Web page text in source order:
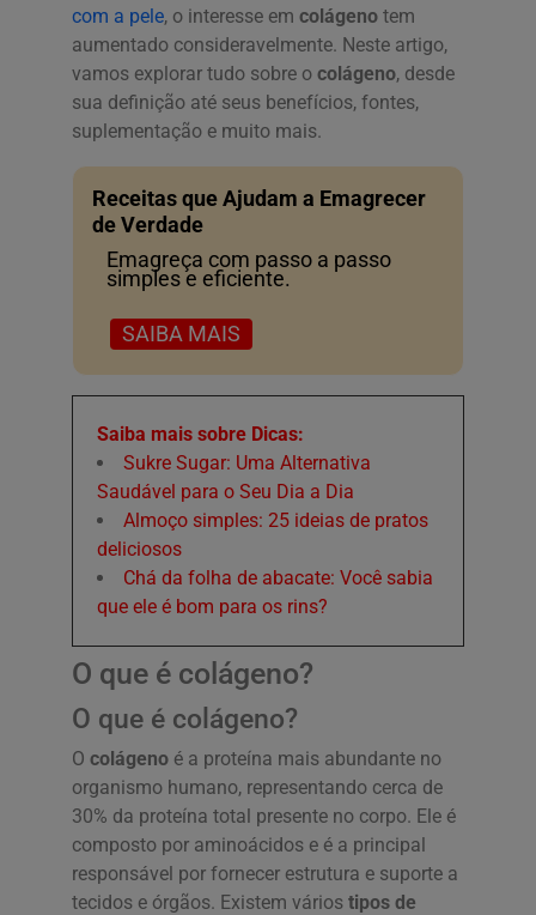
com a pele, o interesse em colágeno tem
aumentado consideravelmente. Neste artigo,
vamos explorar tudo sobre o colágeno, desde
sua definição até seus benefícios, fontes,
suplementação e muito mais.
Receitas que Ajudam a Emagrecer
de Verdade
Emagreça com passo a passo
simples e eficiente.
SAIBA MAIS
Saiba mais sobre Dicas:
Sukre Sugar: Uma Alternativa
Saudável para o Seu Dia a Dia
Almoço simples: 25 ideias de pratos
deliciosos
Chá da folha de abacate: Você sabia
que ele é bom para os rins?
O que é colágeno?
O que é colágeno?
O colágeno é a proteína mais abundante no
organismo humano, representando cerca de
30% da proteína total presente no corpo. Ele é
composto por aminoácidos e é a principal
responsável por fornecer estrutura e suporte a
tecidos e órgãos. Existem vários tipos de